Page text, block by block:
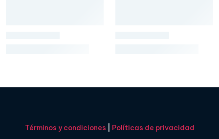
Términos y condiciones Políticas de privacidad